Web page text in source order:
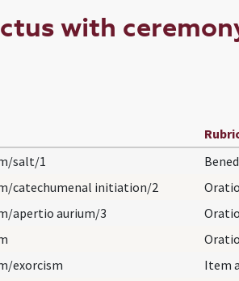
with
salt/1
catechumenal initiation/2
apertio aurium/3
exorcism
Item